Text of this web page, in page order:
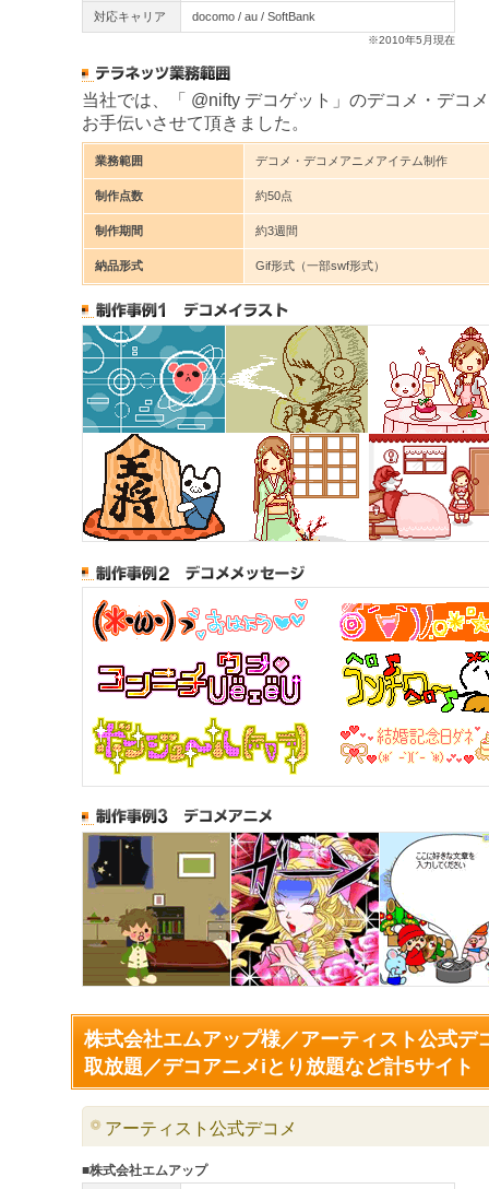
対応キャリア docomo / au / SoftBank
※2010年5月現在
当社では、「 @nifty デコゲット」のデコメ・デコ
お手伝いさせて頂きました。
業務範囲 デコメ・デコメアニメアイテム制作
制作点数 約50点
制作期間 約3週間
納品形式 Gif形式（一部swf形式）
株式会社エムアップ様／アーティスト公式デ
取放題／デコアニメiとり放題など計5サイト
アーティスト公式デコメ
■株式会社エムアップ